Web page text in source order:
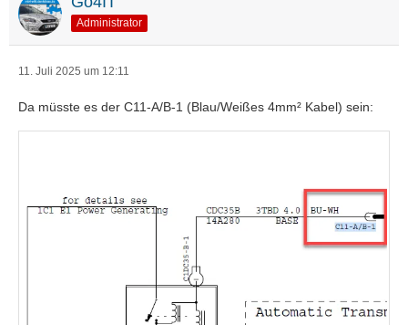
Administrator
11. Juli 2025 um 12:11
Da müsste es der C11-A/B-1 (Blau/Weißes 4mm² Kabel) sein: